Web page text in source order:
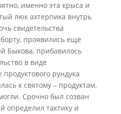
именно эта крыса и
люк ахтерпика внутрь
свидетельства
проявились ещё
Быкова, прибавилось
в виде
рундука
к святому – продуктам.
Срочно был созван
определил тактику и